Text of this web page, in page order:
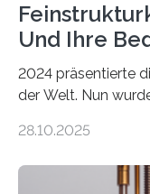
Und Ihre
2024 präsentierte
der Welt. Nun
fundamentalen
Messungen
28.10.2025